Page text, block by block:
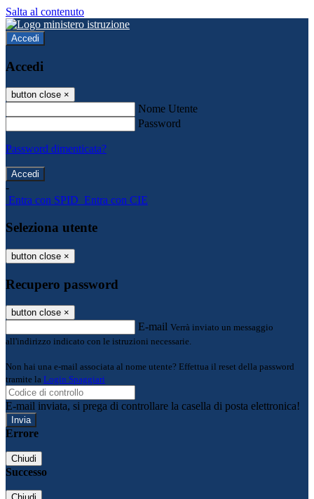
Salta al contenuto
Accedi
Accedi
button close ×
Nome Utente
Password
Password dimenticata?
-
Entra con SPID Entra con CIE
Seleziona utente
button close ×
Recupero password
button close ×
E-mail Verrà inviato un messaggio
all'indirizzo indicato con le istruzioni necessarie.
Non hai una e-mail associata al nome utente? Effettua il reset della password
tramite la Login Spaggiari
E-mail inviata, si prega di controllare la casella di posta elettronica!
Errore
Chiudi
Successo